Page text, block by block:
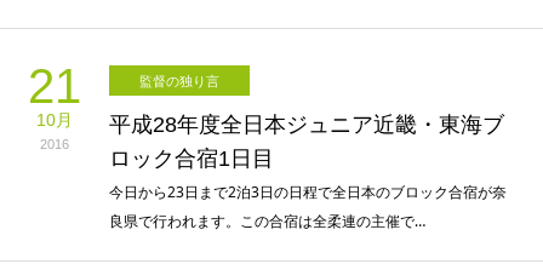
21
10月
2016
監督の独り言
平成28年度全日本ジュニア近畿・東海ブ
ロック合宿1日目
今日から23日まで2泊3日の日程で全日本のブロック合宿が奈
良県で行われます。この合宿は全柔連の主催で…